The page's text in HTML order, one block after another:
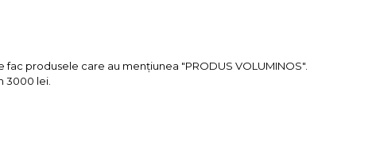
produsele care au mențiunea "PRODUS VOLUMINOS".
3000 lei.